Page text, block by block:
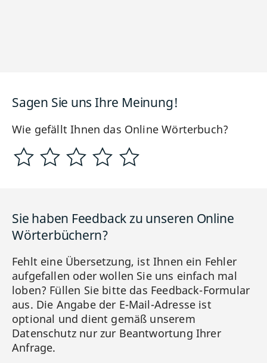
Sagen Sie uns Ihre Meinung!
Wie gefällt Ihnen das Online Wörterbuch?
Sie haben Feedback zu unseren Online
Wörterbüchern?
Fehlt eine Übersetzung, ist Ihnen ein Fehler
aufgefallen oder wollen Sie uns einfach mal
loben? Füllen Sie bitte das Feedback-Formular
aus. Die Angabe der E-Mail-Adresse ist
optional und dient gemäß unserem
Datenschutz nur zur Beantwortung Ihrer
Anfrage.